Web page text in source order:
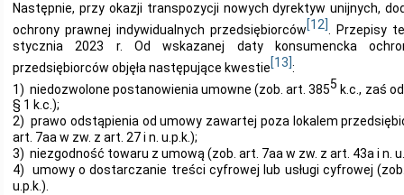
Następnie, przy okazji transpozycji nowych dyrektyw unijnych,
ochrony prawnej indywidualnych przedsiębiorców[12]
. Przepisy
stycznia 2023 r. Od wskazanej daty konsumencka
przedsiębiorców objęła następujące kwestie[13]:
1) niedozwolone postanowienia umowne (zob. art. 3855 k.c., zaś
§ 1 k.c.);
2) prawo odstąpienia od umowy zawartej poza lokalem
art. 7aa w zw. z art. 27 i n. u.p.k.);
3) niezgodność towaru z umową (zob. art. 7aa w zw. z art. 43a i n.
4) umowy o dostarczanie treści cyfrowej lub usługi cyfrowej
u.p.k.).